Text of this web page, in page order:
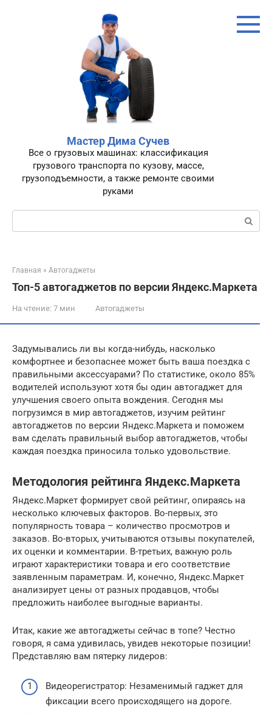
Мастер Дима Сучев
Все о грузовых машинах: классификация
грузового транспорта по кузову, массе,
грузоподъемности, а также ремонте своими
руками
Поиск:
Главная » Автогаджеты
Топ-5 автогаджетов по версии Яндекс.Маркета
На чтение: 7 мин Автогаджеты
Задумывались ли вы когда-нибудь, насколько
комфортнее и безопаснее может быть ваша поездка с
правильными аксессуарами? По статистике, около 85%
водителей используют хотя бы один автогаджет для
улучшения своего опыта вождения. Сегодня мы
погрузимся в мир автогаджетов, изучим рейтинг
автогаджетов по версии Яндекс.Маркета и поможем
вам сделать правильный выбор автогаджетов, чтобы
каждая поездка приносила только удовольствие.
Методология рейтинга Яндекс.Маркета
Яндекс.Маркет формирует свой рейтинг, опираясь на
несколько ключевых факторов. Во-первых, это
популярность товара – количество просмотров и
заказов. Во-вторых, учитываются отзывы покупателей,
их оценки и комментарии. В-третьих, важную роль
играют характеристики товара и его соответствие
заявленным параметрам. И, конечно, Яндекс.Маркет
анализирует цены от разных продавцов, чтобы
предложить наиболее выгодные варианты.
Итак, какие же автогаджеты сейчас в топе? Честно
говоря, я сама удивилась, увидев некоторые позиции!
Представляю вам пятерку лидеров:
Видеорегистратор: Незаменимый гаджет для
фиксации всего происходящего на дороге.